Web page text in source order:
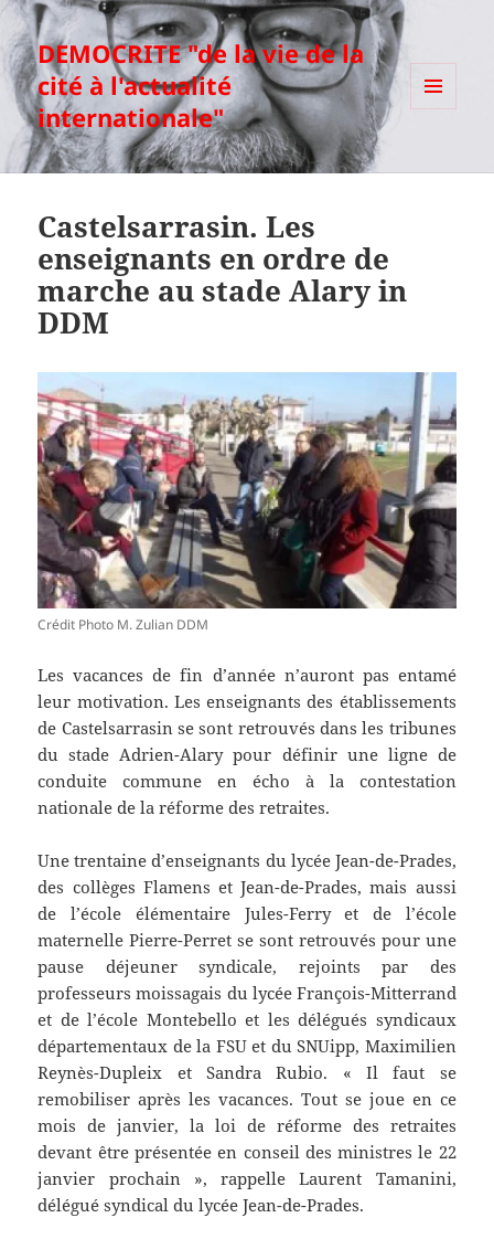
DEMOCRITE "de la vie de la
cité à l'actualité
internationale"
Castelsarrasin. Les
enseignants en ordre de
marche au stade Alary in
DDM
Crédit Photo M. Zulian DDM
Les vacances de fin d’année n’auront pas entamé
leur motivation. Les enseignants des établissements
de Castelsarrasin se sont retrouvés dans les tribunes
du stade Adrien-Alary pour définir une ligne de
conduite commune en écho à la contestation
nationale de la réforme des retraites.
Une trentaine d’enseignants du lycée Jean-de-Prades,
des collèges Flamens et Jean-de-Prades, mais aussi
de l’école élémentaire Jules-Ferry et de l’école
maternelle Pierre-Perret se sont retrouvés pour une
pause déjeuner syndicale, rejoints par des
professeurs moissagais du lycée François-Mitterrand
et de l’école Montebello et les délégués syndicaux
départementaux de la FSU et du SNUipp, Maximilien
Reynès-Dupleix et Sandra Rubio. « Il faut se
remobiliser après les vacances. Tout se joue en ce
mois de janvier, la loi de réforme des retraites
devant être présentée en conseil des ministres le 22
janvier prochain », rappelle Laurent Tamanini,
délégué syndical du lycée Jean-de-Prades.